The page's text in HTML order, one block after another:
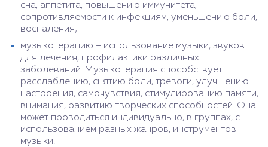
сна, аппетита, повышению иммунитета,
сопротивляемости к инфекциям, уменьшению боли,
воспаления;
музыкотерапию – использование музыки, звуков
для лечения, профилактики различных
заболеваний. Музыкотерапия способствует
расслаблению, снятию боли, тревоги, улучшению
настроения, самочувствия, стимулированию памяти,
внимания, развитию творческих способностей. Она
может проводиться индивидуально, в группах, с
использованием разных жанров, инструментов
музыки.